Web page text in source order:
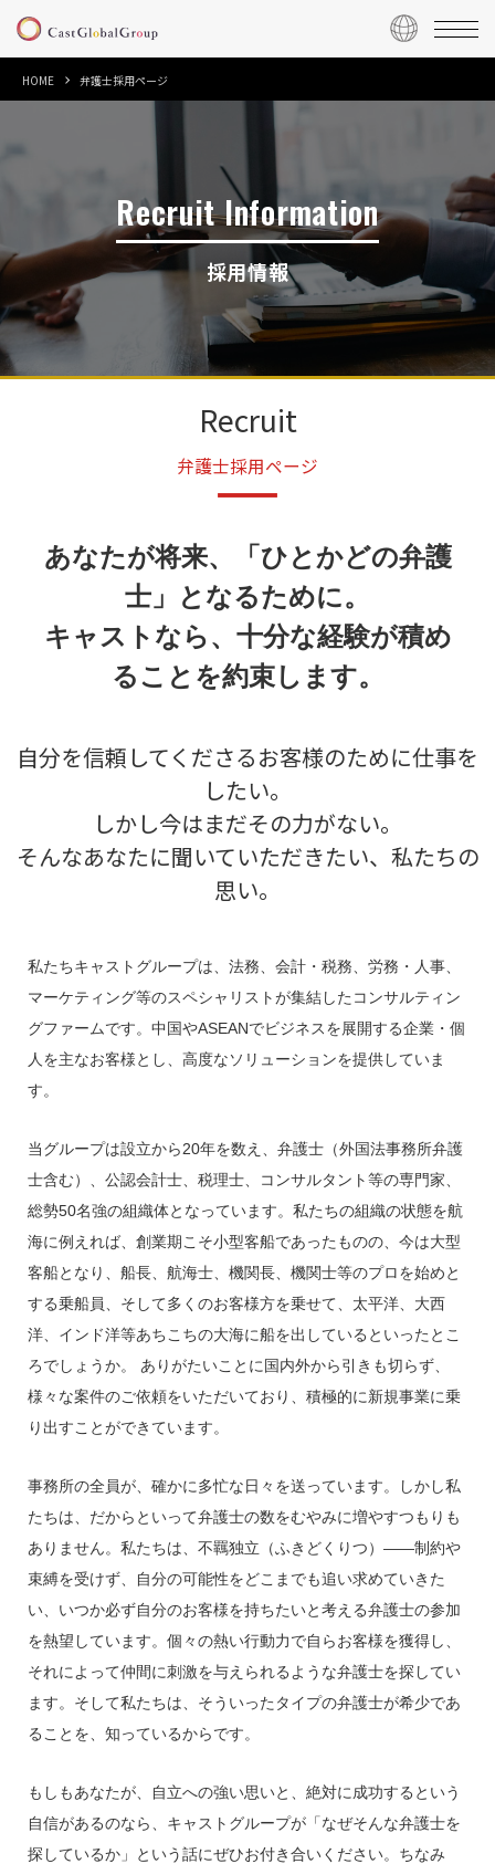
HOME 弁護士採用ページ
Recruit Information
採用情報
Recruit
弁護士採用ページ
あなたが将来、「ひとかどの弁護
士」となるために。
キャストなら、十分な経験が積め
ることを約束します。
自分を信頼してくださるお客様のために仕事を
したい。
しかし今はまだその力がない。
そんなあなたに聞いていただきたい、私たちの
思い。
私たちキャストグループは、法務、会計・税務、労務・人事、
マーケティング等のスペシャリストが集結したコンサルティン
グファームです。中国やASEANでビジネスを展開する企業・個
人を主なお客様とし、高度なソリューションを提供していま
す。
当グループは設立から20年を数え、弁護士（外国法事務所弁護
士含む）、公認会計士、税理士、コンサルタント等の専門家、
総勢50名強の組織体となっています。私たちの組織の状態を航
海に例えれば、創業期こそ小型客船であったものの、今は大型
客船となり、船長、航海士、機関長、機関士等のプロを始めと
する乗船員、そして多くのお客様方を乗せて、太平洋、大西
洋、インド洋等あちこちの大海に船を出しているといったとこ
ろでしょうか。 ありがたいことに国内外から引きも切らず、
様々な案件のご依頼をいただいており、積極的に新規事業に乗
り出すことができています。
事務所の全員が、確かに多忙な日々を送っています。しかし私
たちは、だからといって弁護士の数をむやみに増やすつもりも
ありません。私たちは、不羈独立（ふきどくりつ）――制約や
束縛を受けず、自分の可能性をどこまでも追い求めていきた
い、いつか必ず自分のお客様を持ちたいと考える弁護士の参加
を熱望しています。個々の熱い行動力で自らお客様を獲得し、
それによって仲間に刺激を与えられるような弁護士を探してい
ます。そして私たちは、そういったタイプの弁護士が希少であ
ることを、知っているからです。
もしもあなたが、自立への強い思いと、絶対に成功するという
自信があるのなら、キャストグループが「なぜそんな弁護士を
探しているか」という話にぜひお付き合いください。ちなみ